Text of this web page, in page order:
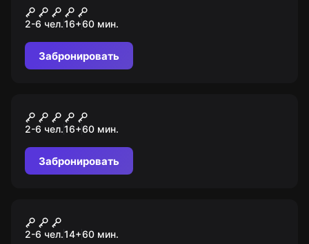
Инквизиция
2-6 чел.16+60 мин.
Забронировать
Тайна старого театра
2-6 чел.16+60 мин.
Забронировать
Секретный эксперимент
2-6 чел.14+60 мин.